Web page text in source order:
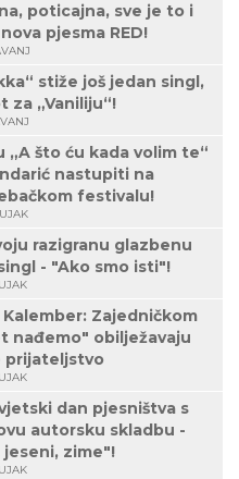
poticajna, sve je to i
pjesma RED!
stiže još jedan singl,
za „Vaniliju“!
što ću kada volim te“
nastupiti na
festivalu!
razigranu glazbenu
- "Ako smo isti"!
Zajedničkom
nađemo" obilježavaju
prijateljstvo
dan pjesništva s
autorsku skladbu -
zime"!